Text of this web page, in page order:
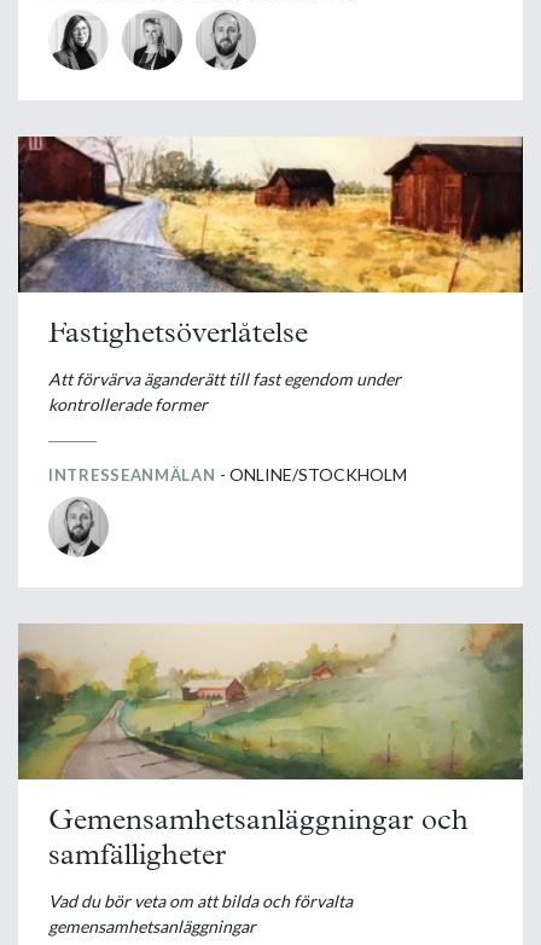
Fastighetsöverlåtelse
Att förvärva äganderätt till fast egendom under
kontrollerade former
INTRESSEANMÄLAN - ONLINE/STOCKHOLM
Gemensamhetsanläggningar och
samfälligheter
Vad du bör veta om att bilda och förvalta
gemensamhetsanläggningar